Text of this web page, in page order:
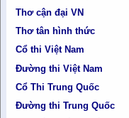
Thơ cận đại VN
Thơ tân hình thức
Cổ thi Việt Nam
Đường thi Việt Nam
Cổ Thi Trung Quốc
Đường thi Trung Quốc